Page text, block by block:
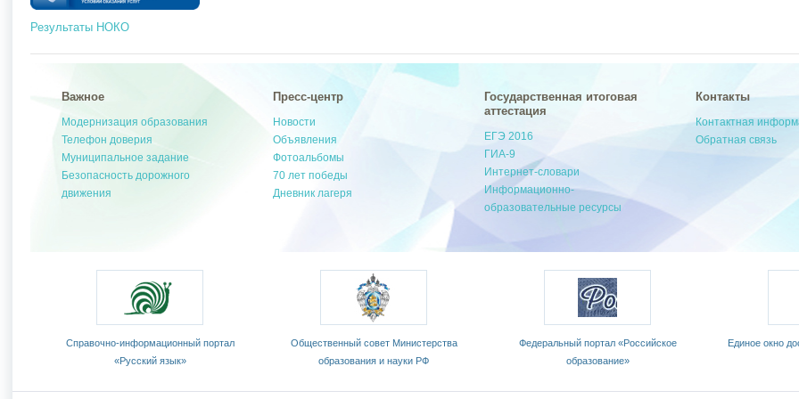
Результаты НОКО
Важное
Модернизация образования
Телефон доверия
Муниципальное задание
Безопасность дорожного
движения
Пресс-центр
Новости
Объявления
Фотоальбомы
70 лет победы
Дневник лагеря
Государственная итоговая
аттестация
ЕГЭ 2016
ГИА-9
Интернет-словари
Информационно-
образовательные ресурсы
Контакты
Контактная
Обратная связь
Cправочно-информационный портал
«Русский язык»
Общественный совет Министерства
образования и науки РФ
Федеральный портал «Российское
образование»
Единое окно